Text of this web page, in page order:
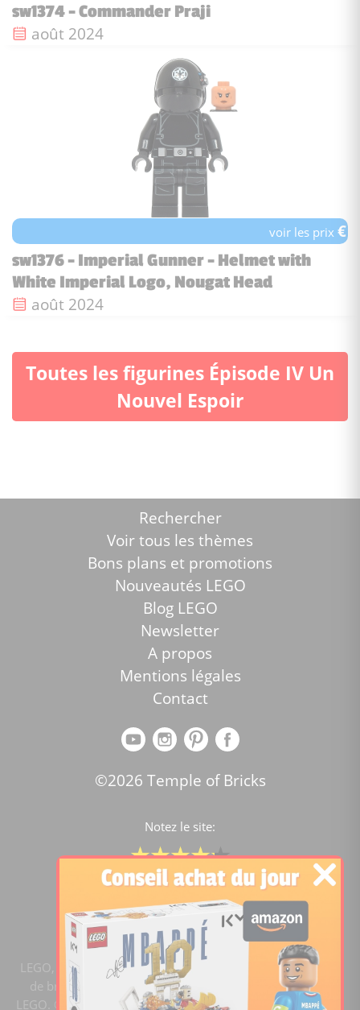
sw1374 - Commander Praji
Date de sortie :
août 2024
voir les prix€
sw1376 - Imperial Gunner - Helmet with
White Imperial Logo, Nougat Head
Date de sortie :
août 2024
Toutes les figurines Épisode IV Un
Nouvel Espoir
Rechercher
Voir tous les thèmes
Bons plans et promotions
Nouveautés LEGO
Blog LEGO
Newsletter
A propos
Mentions légales
Contact
©2026 Temple of Bricks
Notez le site:
Comparateur de prix Lego
4.2/5 -15446notes
LEGO, le logo LEGO, la figurine LEGO et les configurations
de briques sont des marques commerciales du groupe
LEGO. ©2020 The LEGO Group. Templeofbricks.com est un